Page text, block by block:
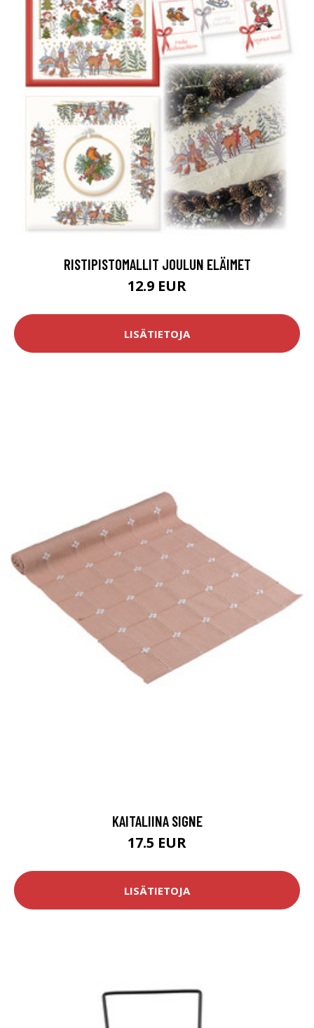
RISTIPISTOMALLIT JOULUN ELÄIMET
12.9 EUR
LISÄTIETOJA
KAITALIINA SIGNE
17.5 EUR
LISÄTIETOJA